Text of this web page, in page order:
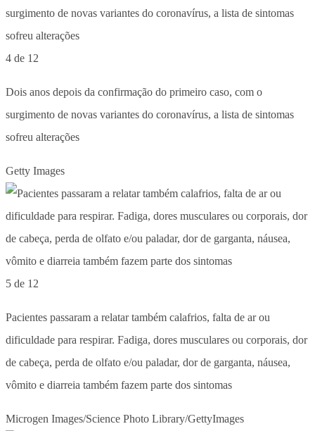
4 de 12
Dois anos depois da confirmação do primeiro caso, com o
surgimento de novas variantes do coronavírus, a lista de sintomas
sofreu alterações
Getty Images
5 de 12
Pacientes passaram a relatar também calafrios, falta de ar ou
dificuldade para respirar. Fadiga, dores musculares ou corporais, dor
de cabeça, perda de olfato e/ou paladar, dor de garganta, náusea,
vômito e diarreia também fazem parte dos sintomas
Microgen Images/Science Photo Library/GettyImages